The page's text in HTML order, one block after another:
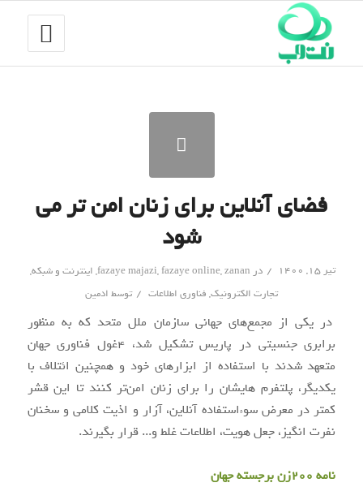
فضای آنلاین برای زنان امن تر می
شود
تیر ۱۵, ۱۴۰۰ / در fazaye majazi,fazaye online,zanan
, اینترنت و شبکه,
تجارت الکترونیک, فناوری اطلاعات / توسط ادمین
در یکی از مجمع‌های جهانی سازمان ملل متحد که به منظور
برابری جنسیتی در پاریس تشکیل شد، ۴غول فناوری جهان
متعهد شدند با استفاده از ابزارهای خود و همچنین ائتلاف با
یکدیگر، پلتفرم هایشان را برای زنان امن‌تر کنند تا این قشر
کمتر در معرض سوء‌استفاده آنلاین، آزار و اذیت کلامی و سخنان
نفرت انگیز، جعل هویت، اطلاعات غلط و... قرار بگیرند.
نامه ۲۰۰زن برجسته جهان